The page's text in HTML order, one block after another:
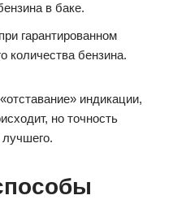
в баке.
гарантированном
количества бензина.
индикации,
но точность